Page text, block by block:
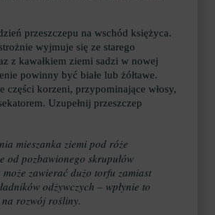
przeszczepu na wschód księżyca.
wyjmuje się ze starego
z kawałkiem ziemi sadzi w nowej
powinny być białe lub żółtawe.
części korzeni, przypominające włosy,
Uzupełnij przeszczep
mieszanka ziemi pod róże
od pozbawionego skrupułów
zawierać dużo torfu zamiast
odżywczych – wpłynie to
rozwój rośliny.